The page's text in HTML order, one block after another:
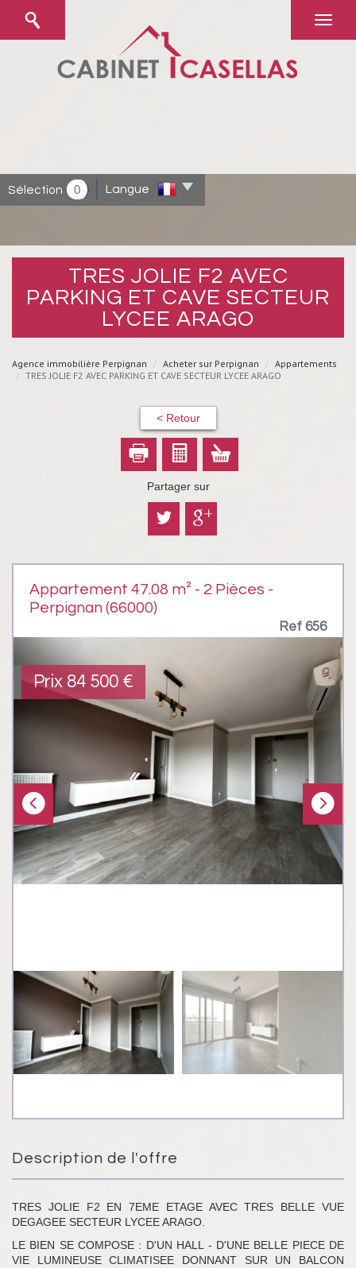
Sélection 0 Langue
TRES JOLIE F2 AVEC
PARKING ET CAVE SECTEUR
LYCEE ARAGO
Agence immobilière Perpignan Acheter sur Perpignan
Appartements
TRES JOLIE F2 AVEC PARKING ET CAVE SECTEUR LYCEE ARAGO
< Retour
Partager sur
Appartement 47.08 m² - 2 Pièces -
Perpignan (66000)
Ref 656
Prix 84 500 €
Description de l'offre
TRES JOLIE F2 EN 7EME ETAGE AVEC TRES BELLE VUE
DEGAGEE SECTEUR LYCEE ARAGO.
LE BIEN SE COMPOSE : D'UN HALL - D'UNE BELLE PIECE DE
VIE LUMINEUSE CLIMATISEE DONNANT SUR UN BALCON